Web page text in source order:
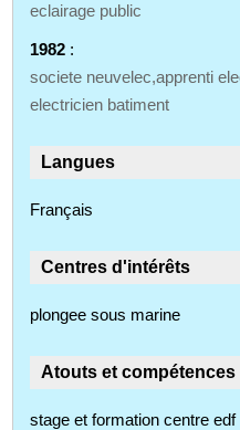
eclairage public
1982 :
societe neuvelec,apprenti
electricien batiment
Langues
Français
Centres d'intérêts
plongee sous marine
Atouts et compétences
stage et formation centre edf